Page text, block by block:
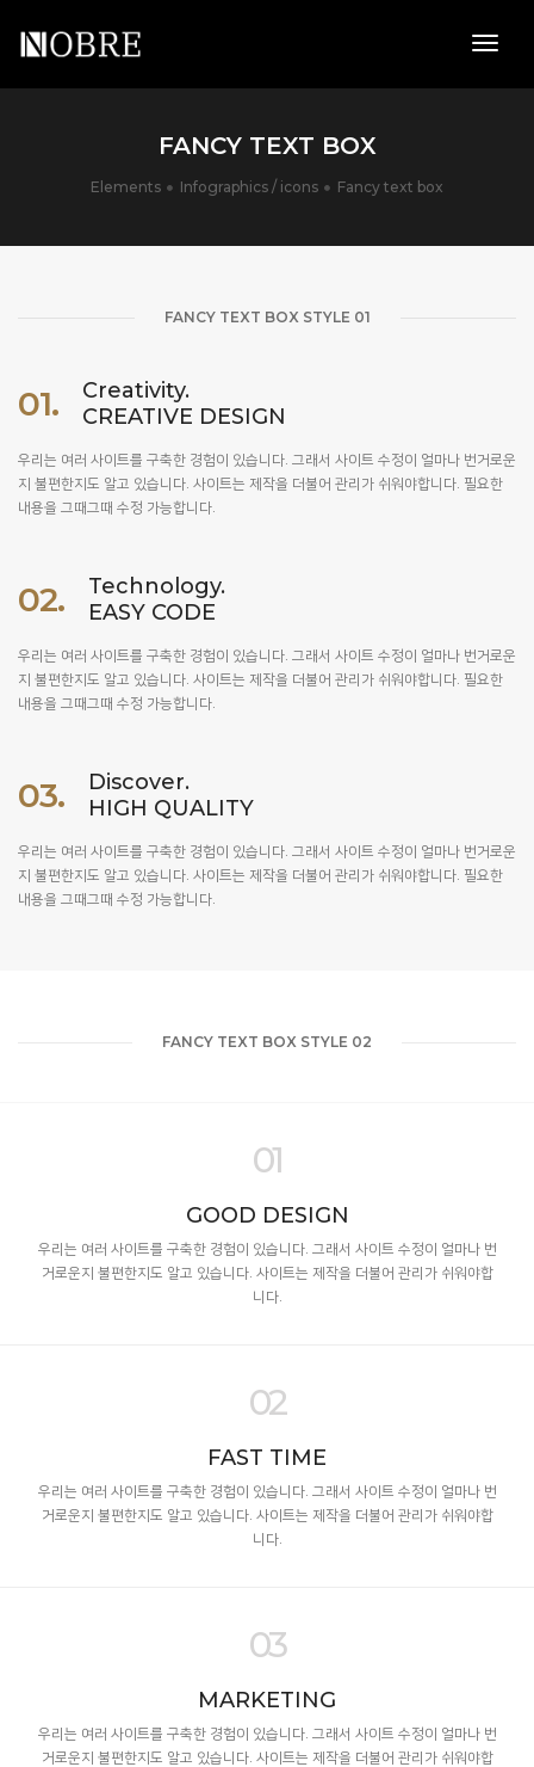
FANCY TEXT BOX
Elements Infographics / icons Fancy text box
FANCY TEXT BOX STYLE 01
01.
Creativity.
CREATIVE DESIGN
우리는 여러 사이트를 구축한 경험이 있습니다. 그래서 사이트 수정이 얼마나 번거로운
지 불편한지도 알고 있습니다. 사이트는 제작을 더불어 관리가 쉬워야합니다. 필요한
내용을 그때그때 수정 가능합니다.
02.
Technology.
EASY CODE
우리는 여러 사이트를 구축한 경험이 있습니다. 그래서 사이트 수정이 얼마나 번거로운
지 불편한지도 알고 있습니다. 사이트는 제작을 더불어 관리가 쉬워야합니다. 필요한
내용을 그때그때 수정 가능합니다.
03.
Discover.
HIGH QUALITY
우리는 여러 사이트를 구축한 경험이 있습니다. 그래서 사이트 수정이 얼마나 번거로운
지 불편한지도 알고 있습니다. 사이트는 제작을 더불어 관리가 쉬워야합니다. 필요한
내용을 그때그때 수정 가능합니다.
FANCY TEXT BOX STYLE 02
01
GOOD DESIGN
우리는 여러 사이트를 구축한 경험이 있습니다. 그래서 사이트 수정이 얼마나 번
거로운지 불편한지도 알고 있습니다. 사이트는 제작을 더불어 관리가 쉬워야합
니다.
02
FAST TIME
우리는 여러 사이트를 구축한 경험이 있습니다. 그래서 사이트 수정이 얼마나 번
거로운지 불편한지도 알고 있습니다. 사이트는 제작을 더불어 관리가 쉬워야합
니다.
03
MARKETING
우리는 여러 사이트를 구축한 경험이 있습니다. 그래서 사이트 수정이 얼마나 번
거로운지 불편한지도 알고 있습니다. 사이트는 제작을 더불어 관리가 쉬워야합